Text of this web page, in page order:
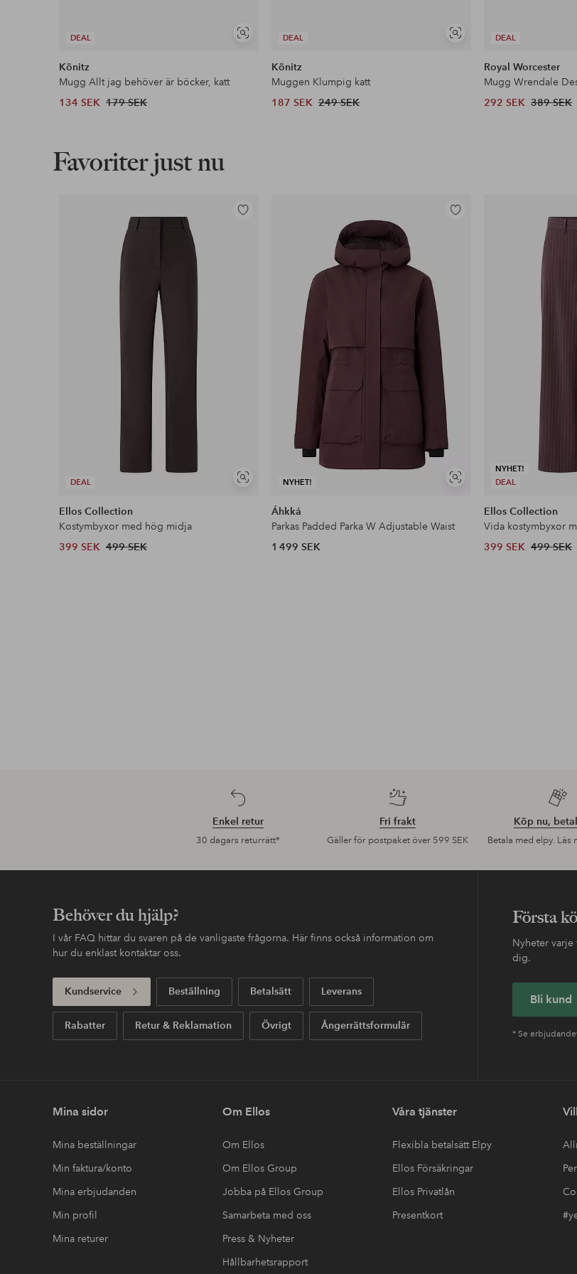
DEAL
Visa
Könitz
Mugg Allt jag behöver är böcker, katt
134 SEK 179 SEK
DEAL
Visa
Könitz
Muggen Klumpig katt
187 SEK 249 SEK
DEAL
Royal Worcester
Mugg Wrendale
292 SEK 389 SEK
Favoriter just nu
DEAL
Visa
Lägg
Ellos Collection
Kostymbyxor med hög midja
399 SEK 499 SEK
NYHET!
Visa
Lägg
Áhkká
Parkas Padded Parka W Adjustable Waist
1 499 SEK
NYHET!
DEAL
Ellos Collection
Vida kostymbyxor
399 SEK 499 SEK
Enkel retur
30 dagars returrätt*
Fri frakt
Gäller för postpaket över 599 SEK
Köp nu,
Betala med elpy. Läs
Behöver du hjälp?
I vår FAQ hittar du svaren på de vanligaste frågorna. Här finns också information om
hur du enklast kontaktar oss.
Kundservice Beställning Betalsätt Leverans
Rabatter Retur & Reklamation Övrigt Ångerrättsformulär
Första
Nyheter
dig.
Bli kund
* Se
Mina sidor
Mina beställningar
Min faktura/konto
Mina erbjudanden
Min profil
Mina returer
Om Ellos
Om Ellos
Om Ellos Group
Jobba på Ellos Group
Samarbeta med oss
Press & Nyheter
Hållbarhetsrapport
Våra tjänster
Flexibla betalsätt Elpy
Ellos Försäkringar
Ellos Privatlån
Presentkort